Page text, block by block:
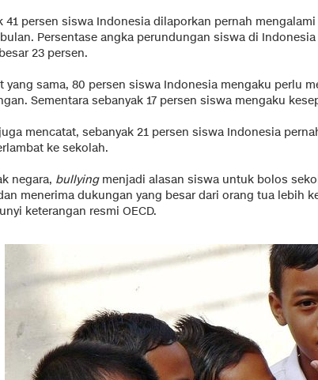
41 persen siswa Indonesia dilaporkan pernah
Persentase angka perundungan siswa di
23 persen.
yang sama, 80 persen siswa Indonesia mengaku perlu
Sementara sebanyak 17 persen siswa mengaku
mencatat, sebanyak 21 persen siswa Indonesia
ke sekolah.
negara, bullyingmenjadi alasan siswa untuk bolos
menerima dukungan yang besar dari orang tua lebih
keterangan resmi OECD.